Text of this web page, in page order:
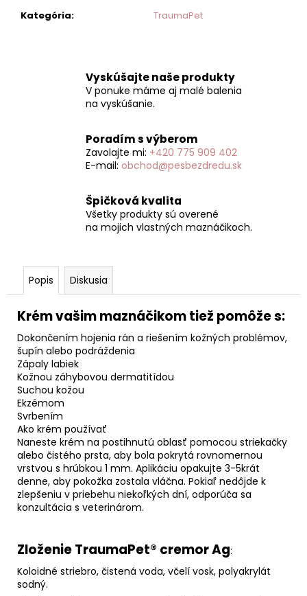
Kategória: TraumaPet
Vyskúšajte naše produkty
V ponuke máme aj malé balenia
na vyskúšanie.
Poradím s výberom
Zavolajte mi: +420 775 909 402
E-mail: obchod@pesbezdredu.sk
Špičková kvalita
Všetky produkty sú overené
na mojich vlastných maznáčikoch.
Popis Diskusia
Krém vašim maznáčikom tiež pomôže s:
Dokončením hojenia rán a riešením kožných problémov,
šupín alebo podráždenia
Zápaly labiek
Kožnou záhybovou dermatitídou
Suchou kožou
Ekzémom
Svrbením
Ako krém používať
Naneste krém na postihnutú oblasť pomocou striekačky
alebo čistého prsta, aby bola pokrytá rovnomernou
vrstvou s hrúbkou 1 mm. Aplikáciu opakujte 3-5krát
denne, aby pokožka zostala vláčna. Pokiaľ nedôjde k
zlepšeniu v priebehu niekoľkých dní, odporúča sa
konzultácia s veterinárom.
Zloženie TraumaPet® cremor Ag:
Koloidné striebro, čistená voda, včelí vosk, polyakrylát
sodný.